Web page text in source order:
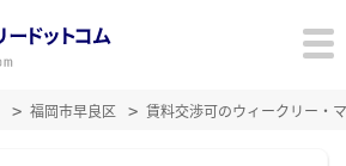
福岡市早良区 賃料交渉可のウィークリー・